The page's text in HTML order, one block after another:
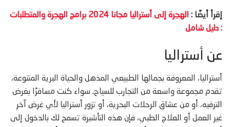
إقرأ أيضًا :
الهجرة إلى أستراليا مجانا 2024 برامج الهجرة والمتطلبات
: دليل شامل
عن أستراليا
أستراليا، المعروفة بجمالها الطبيعي المذهل والحياة البرية المتنوعة،
تقدم مجموعة واسعة من التجارب للسياح. سواء كنت مسافرًا بغرض
الترفيه، أو من عشاق الرحلات البحرية، أو تزور أستراليا لأي غرض آخر
غير العمل أو العلاج الطبي، فإن هذه التأشيرة تسمح لك بالدخول إلى